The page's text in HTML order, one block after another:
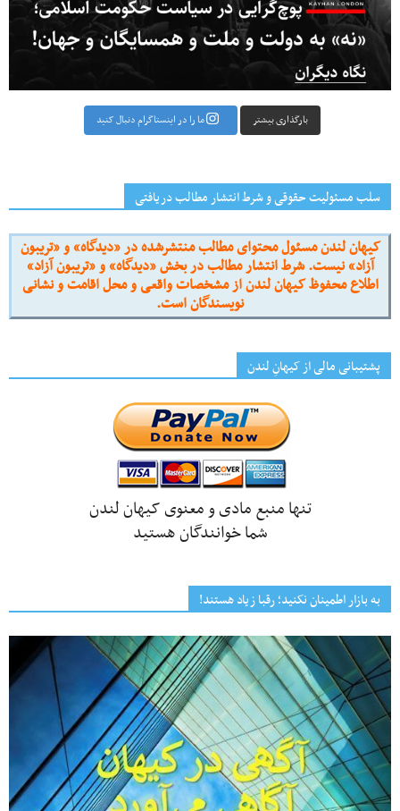
بارگذاری بیشتر ما را در اینستاگرام دنبال کنید
سلب مسئولیت حقوقی و شرط انتشار مطالب دریافتی
کیهان لندن مسئول محتوای مطالب منتشرشده در «دیدگاه» و «تریبون
آزاد» نیست. شرط انتشار مطالب در بخش «دیدگاه» و «تریبون آزاد»
اطلاع محفوظ کیهان لندن از مشخصات واقعی و محل اقامت و نشانی
نویسندگان است.
پشتیبانی مالی از کیهانِ لندن
تنها منبع مادی و معنوی کیهان لندن
شما خوانندگان هستید
به بازار اطمینان نکنید؛ رقبا زیاد هستند!